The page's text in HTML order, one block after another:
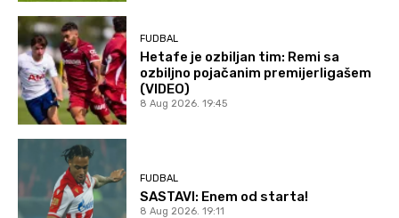
FUDBAL
Hetafe je ozbiljan tim: Remi sa
ozbiljno pojačanim premijerligašem
(VIDEO)
8 Aug 2026. 19:45
FUDBAL
SASTAVI: Enem od starta!
8 Aug 2026. 19:11